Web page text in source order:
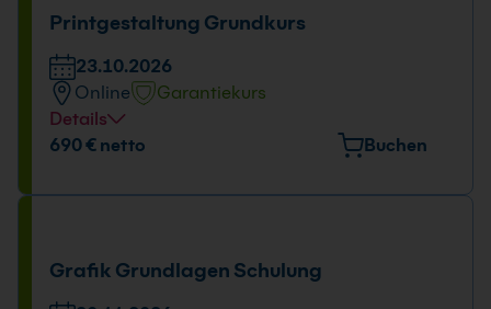
Printgestaltung Grundkurs
23.10.2026
Online
Garantiekurs
Details
Tage und Uhrzeit
690 € netto Buchen
Grafik Grundlagen Schulung